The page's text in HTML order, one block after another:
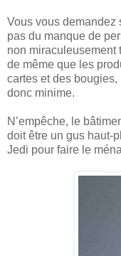
Vous vous demandez
pas du manque de
non miraculeusement
de même que les
cartes et des
donc minime.
N’empêche, le
doit être un gus haut-
Jedi pour faire le